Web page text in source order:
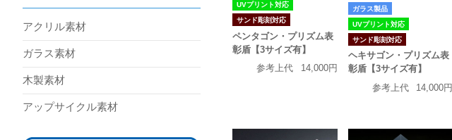
UVプリント対応
サンド彫刻対応
ペンタゴン・プリズム表
彰盾【3サイズ有】
参考上代
14,000円
ガラス製品
UVプリント対応
サンド彫刻対応
ヘキサゴン・プリズム表
彰盾【3サイズ有】
参考上代
14,000円
アクリル素材
ガラス素材
木製素材
アップサイクル素材